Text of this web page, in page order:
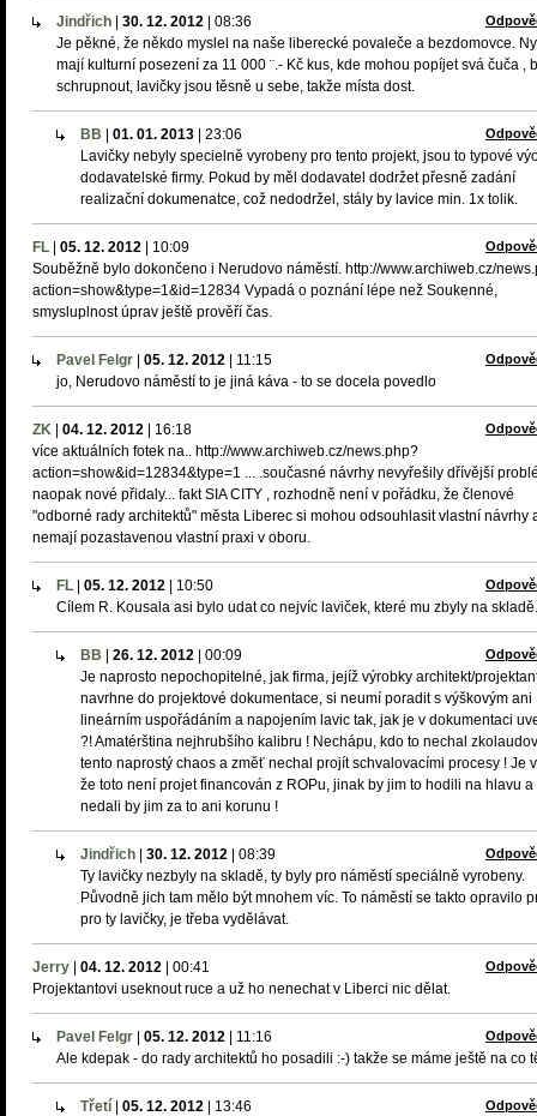
Jindřich 30. 12. 2012 08:36
Je pěkné, že někdo myslel na naše liberecké povaleče a bezdomovce.
mají kulturní posezení za 11 000 ¨.- Kč kus, kde mohou popíjet svá čuča ,
schrupnout, lavičky jsou těsně u sebe, takže místa dost.
BB 01. 01. 2013 23:06
Lavičky nebyly specielně vyrobeny pro tento projekt, jsou to typové
dodavatelské firmy. Pokud by měl dodavatel dodržet přesně zadání
realizační dokumenatce, což nedodržel, stály by lavice min. 1x tolik.
FL 05. 12. 2012 10:09
Souběžně bylo dokončeno i Nerudovo náměstí. http://www.archiweb.cz/
action=show&type=1&id=12834 Vypadá o poznání lépe než Soukenné,
smysluplnost úprav ještě prověří čas.
Pavel Felgr 05. 12. 2012 11:15
jo, Nerudovo náměstí to je jiná káva - to se docela povedlo
ZK 04. 12. 2012 16:18
více aktuálních fotek na.. http://www.archiweb.cz/news.php?
action=show&id=12834&type=1 ... .současné návrhy nevyřešily dřívější
naopak nové přidaly... fakt SIA CITY , rozhodně není v pořádku, že členové
"odborné rady architektů" města Liberec si mohou odsouhlasit vlastní návrhy
nemají pozastavenou vlastní praxi v oboru.
FL 05. 12. 2012 10:50
Cílem R. Kousala asi bylo udat co nejvíc laviček, které mu zbyly na skladě.
BB 26. 12. 2012 00:09
Je naprosto nepochopitelné, jak firma, jejíž výrobky architekt/
navrhne do projektové dokumentace, si neumí poradit s výškovým ani
lineárním uspořádáním a napojením lavic tak, jak je v dokumentaci
?! Amatérština nejhrubšího kalibru ! Nechápu, kdo to nechal
tento naprostý chaos a změť nechal projít schvalovacími procesy ! Je
že toto není projet financován z ROPu, jinak by jim to hodili na hlavu a
nedali by jim za to ani korunu !
Jindřich 30. 12. 2012 08:39
Ty lavičky nezbyly na skladě, ty byly pro náměstí speciálně vyrobeny.
Původně jich tam mělo být mnohem víc. To náměstí se takto opravilo
pro ty lavičky, je třeba vydělávat.
Jerry 04. 12. 2012 00:41
Projektantovi useknout ruce a už ho nenechat v Liberci nic dělat.
Pavel Felgr 05. 12. 2012 11:16
Ale kdepak - do rady architektů ho posadili :-) takže se máme ještě na co
Třetí 05. 12. 2012 13:46